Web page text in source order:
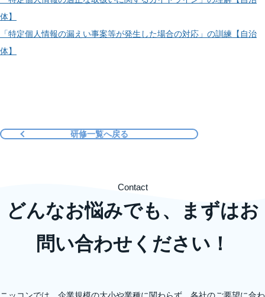
体】
「特定個人情報の漏えい事案等が発生した場合の対応」の訓練【自治
体】
研修一覧へ戻る
どんなお悩みでも、まずはお
問い合わせください！
Contact